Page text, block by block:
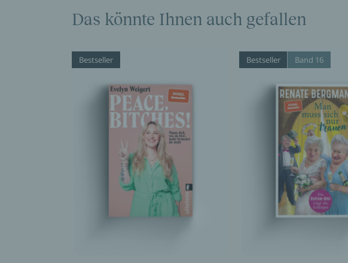
Das könnte Ihnen auch gefallen
Bestseller Bestseller Band 16